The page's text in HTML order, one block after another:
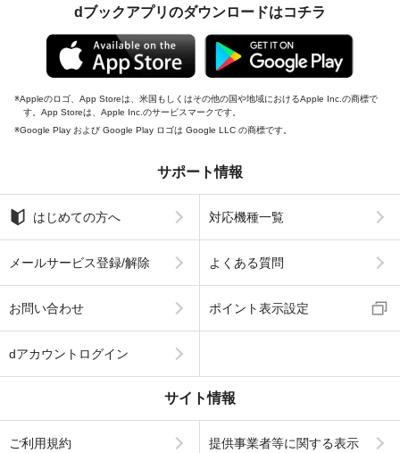
dブックアプリのダウンロードはコチラ
Appleのロゴ、App Storeは、米国もしくはその他の国や地域におけるApple Inc.の商標で
す。App Storeは、Apple Inc.のサービスマークです。
Google Play および Google Play ロゴは Google LLC の商標です。
サポート情報
はじめての方へ 対応機種一覧
メールサービス登録/解除 よくある質問
お問い合わせ ポイント表示設定
dアカウントログイン
サイト情報
ご利用規約 提供事業者等に関する表示